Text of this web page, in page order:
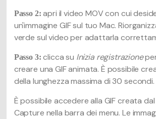
Passo 2: apri il video MOV con cui
un'immagine GIF sul tuo Mac.
verde sul video per adattarla
Passo 3: clicca su Inizia registrazione
creare una GIF animata. È possibile
della lunghezza massima di 30 secondi.
È possibile accedere alla GIF creata dal
Capture nella barra dei menu. Le